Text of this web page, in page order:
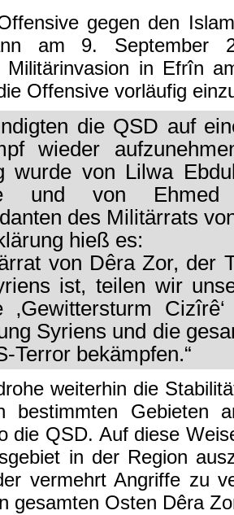
gegen den
am 9. September
Militärinvasion in Efrîn
Offensive vorläufig
die QSD auf
wieder
wurde von Lilwa
und von
des Militärrats
hieß es:
von Dêra Zor, der
ist, teilen wir
‚Gewittersturm
Syriens und die
Terror bekämpfen.“
weiterhin die
bestimmten Gebieten
die QSD. Auf diese
in der Region
vermehrt Angriffe zu
gesamten Osten Dêra